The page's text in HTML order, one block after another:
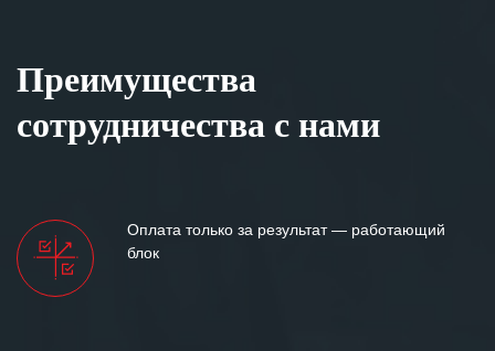
Преимущества
сотрудничества с нами
Оплата только за результат — работающий
блок